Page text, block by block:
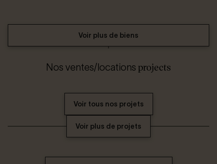
Voir plus de biens
Nos ventes/locations projects
Voir tous nos projets
Voir plus de projets